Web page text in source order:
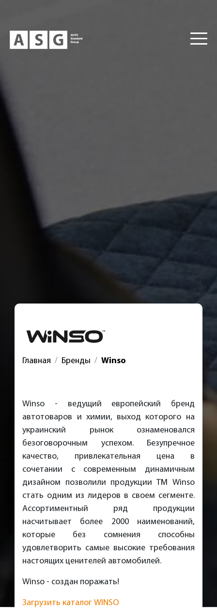
Главная Бренды Winso
Winso - ведущий европейский бренд
автотоваров и химии, выход которого на
украинский рынок ознаменовался
безоговорочным успехом. Безупречное
качество, привлекательная цена в
сочетании с современным динамичным
дизайном позволили продукции ТМ Winso
стать одним из лидеров в своем сегменте.
Ассортиментный ряд продукции
насчитывает более 2000 наименований,
которые без сомнения способны
удовлетворить самые высокие требования
настоящих ценителей автомобилей.
Winso - создан поражать!
Загрузить каталог WINSO